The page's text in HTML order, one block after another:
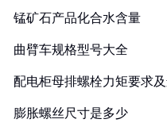
锰矿石产品化合水含量
曲臂车规格型号大全
配电柜母排螺栓力矩要求
膨胀螺丝尺寸是多少